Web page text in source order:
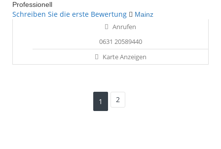
Professionell
Schreiben Sie die erste Bewertung Mainz
Anrufen
0631 20589440
Karte Anzeigen
1 2